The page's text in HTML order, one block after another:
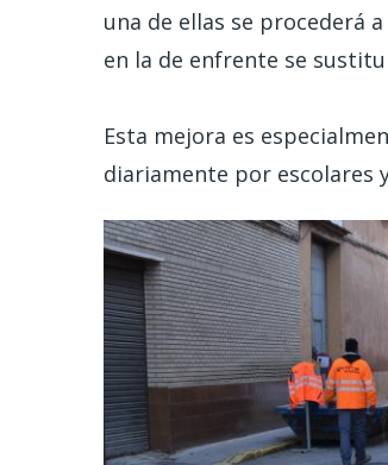
una de ellas se procederá
en la de enfrente se
Esta mejora es
diariamente por escolares